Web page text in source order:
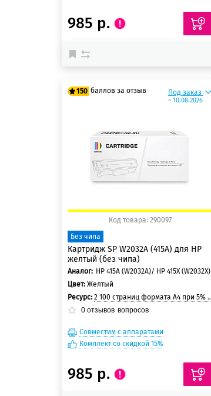
985 р.
150 баллов за отзыв
150 баллов
Под заказ
~ 10.08.2026
Код товара: 290097
Без чипа
Картридж SP W2032A (415A) для HP
желтый (без чипа)
Аналог: HP 415A (W2032A)/ HP 415X (W2032X)
Цвет: Желтый
Ресурс: 2 100 страниц формата А4 при 5% заполнении страницы
0 отзывов вопросов
Совместим с аппаратами
Комплект со скидкой 15%
985 р.